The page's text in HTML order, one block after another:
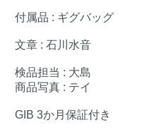
付属品 : ギグバッグ
文章 : 石川水音
検品担当 : 大島
商品写真 : テイ
GIB 3か月保証付き